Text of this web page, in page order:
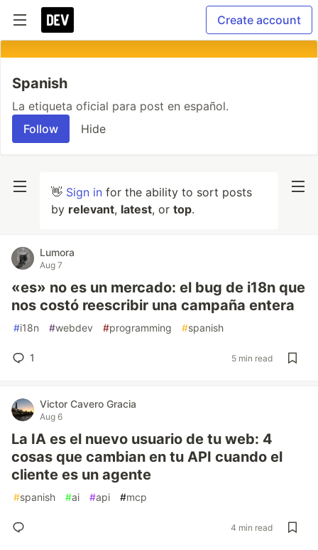
Create account
Spanish
La etiqueta oficial para post en español.
Follow
Hide
👋 Sign in for the ability to sort posts
by relevant, latest, or top.
Lumora
Aug 7
«es» no es un mercado: el bug de i18n que
nos costó reescribir una campaña entera
#i18n #webdev #programming #spanish
1 5 min read
Victor Cavero Gracia
Aug 6
La IA es el nuevo usuario de tu web: 4
cosas que cambian en tu API cuando el
cliente es un agente
#spanish #ai #api #mcp
4 min read